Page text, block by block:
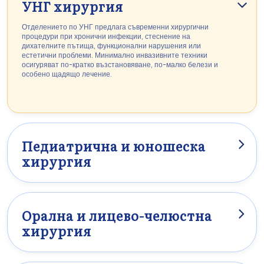
УНГ хирургия
Отделението по УНГ предлага съвременни хирургични
процедури при хронични инфекции, стеснение на
дихателните пътища, функционални нарушения или
естетични проблеми. Минимално инвазивните техники
осигуряват по-кратко възстановяване, по-малко белези и
особено щадящо лечение.
Педиатрична и юношеска
хирургия
Хирургичният екип на WPK предлага специализирана грижа
при вродени малформации, нарушения в развитието и
функционални проблеми. Чрез подходящи за деца,
щадят максимално – за бързо връщане към ежедневието и
развитие, подходящо за възрастта.
Орална и лицево-челюстна
хирургия
Тук акцентът е върху прецизни интервенции при травми,
тумори, неправилно подреждане на зъбите и функционални
нарушения в областта на лицето. Освен медицинските